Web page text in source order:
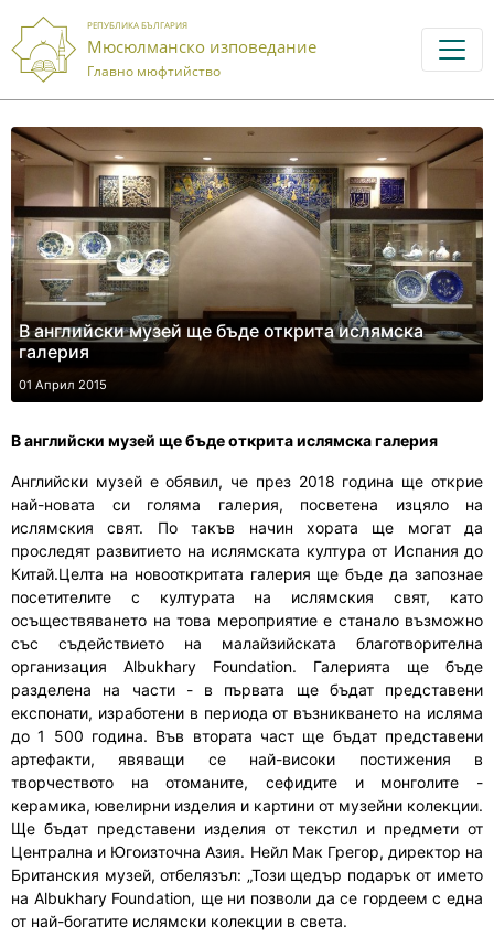
РЕПУБЛИКА БЪЛГАРИЯ
Мюсюлманско изповедание
Главно мюфтийство
В английски музей ще бъде открита ислямска
галерия
01 Април 2015
В английски музей ще бъде открита ислямска галерия
Английски музей е обявил, че през 2018 година ще открие
най-новата си голяма галерия, посветена изцяло на
ислямския свят. По такъв начин хората ще могат да
проследят развитието на ислямската култура от Испания до
Китай.Целта на новооткритата галерия ще бъде да запознае
посетителите с културата на ислямския свят, като
осъществяването на това мероприятие е станало възможно
със съдействието на малайзийската благотворителна
организация Albukhary Foundation. Галерията ще бъде
разделена на части - в първата ще бъдат представени
експонати, изработени в периода от възникването на исляма
до 1 500 година. Във втората част ще бъдат представени
артефакти, явяващи се най-високи постижения в
творчеството на отоманите, сефидите и монголите -
керамика, ювелирни изделия и картини от музейни колекции.
Ще бъдат представени изделия от текстил и предмети от
Централна и Югоизточна Азия. Нейл Мак Грегор, директор на
Британския музей, отбелязъл: „Този щедър подарък от името
на Albukhary Foundation, ще ни позволи да се гордеем с една
от най-богатите ислямски колекции в света.